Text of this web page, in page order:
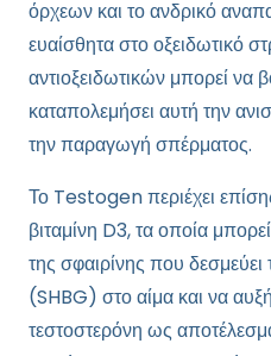
όρχεων και το ανδρικό
ευαίσθητα στο οξειδωτικό
αντιοξειδωτικών μπορεί να
καταπολεμήσει αυτή την
την παραγωγή σπέρματος.
Το Testogen περιέχει
βιταμίνη D3, τα οποία
της σφαιρίνης που
(SHBG) στο αίμα και να
τεστοστερόνη ως